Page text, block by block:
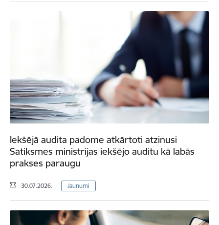
Iekšējā audita padome atkārtoti atzinusi
Satiksmes ministrijas iekšējo auditu kā labās
prakses paraugu
30.07.2026. Jaunumi